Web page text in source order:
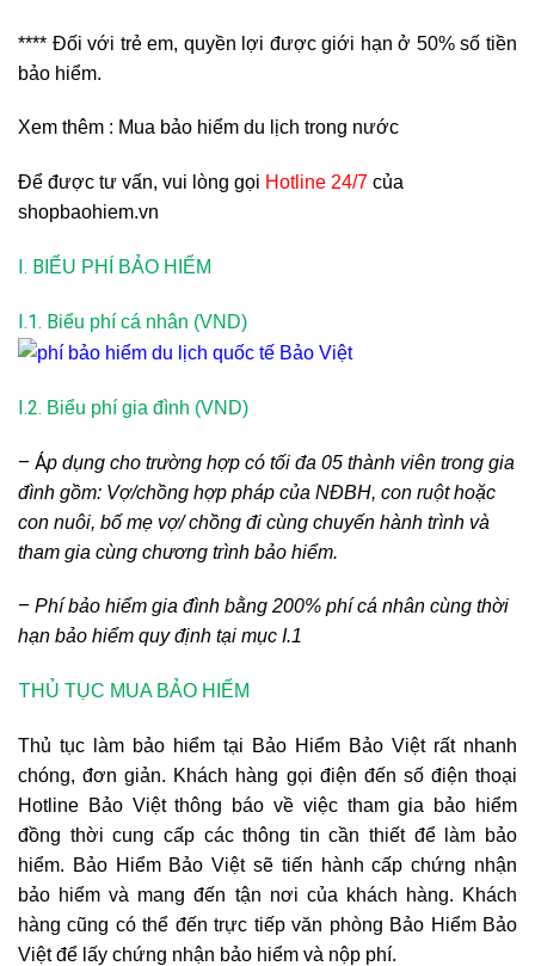
**** Đối với trẻ em, quyền lợi được giới hạn ở 50% số tiền
bảo hiểm.
Xem thêm : Mua bảo hiểm du lịch trong nước
Để được tư vấn, vui lòng gọi Hotline 24/7 của
shopbaohiem.vn
I. B IỂU PHÍ BẢO HIỂM
I.1. Biểu phí cá nhân (VND)
I.2. Biểu phí gia đình (VND)
– Áp dụng cho trường hợp có tối đa 05 thành viên trong gia
đình gồm: Vợ/chồng hợp pháp của NĐBH, con ruột hoặc
con nuôi, bố mẹ vợ/ chồng đi cùng chuyến hành trình và
tham gia cùng chương trình bảo hiểm.
– Phí bảo hiểm gia đình bằng 200% phí cá nhân cùng thời
hạn bảo hiểm quy định tại mục I.1
THỦ TỤC MUA BẢO HIỂM
Thủ tục làm bảo hiểm tại Bảo Hiểm Bảo Việt rất nhanh
chóng, đơn giản. Khách hàng gọi điện đến số điện thoại
Hotline Bảo Việt thông báo về việc tham gia bảo hiểm
đồng thời cung cấp các thông tin cần thiết để làm bảo
hiểm. Bảo Hiểm Bảo Việt sẽ tiến hành cấp chứng nhận
bảo hiểm và mang đến tận nơi của khách hàng. Khách
hàng cũng có thể đến trực tiếp văn phòng Bảo Hiểm Bảo
Việt để lấy chứng nhận bảo hiểm và nộp phí.